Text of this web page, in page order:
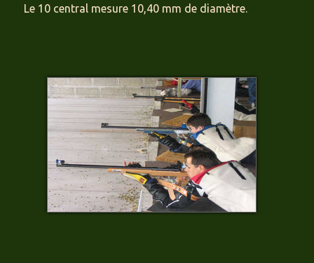
Le 10 central mesure 10,40 mm de diamètre.